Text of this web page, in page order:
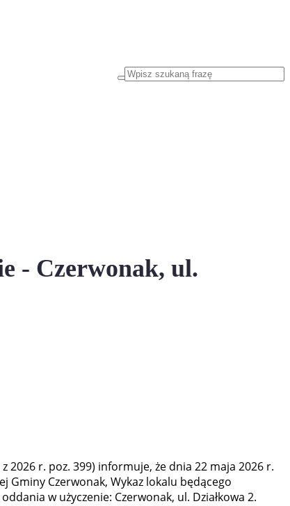
- Czerwonak, ul.
2026 r. poz. 399) informuje, że dnia 22 maja 2026 r.
Gminy Czerwonak, Wykaz lokalu będącego
w użyczenie: Czerwonak, ul. Działkowa 2.